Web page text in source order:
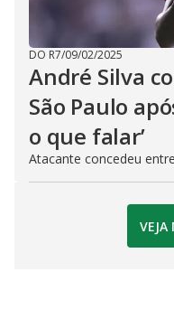
DO R7/09/02/2025
André Silva
São Paulo
o que falar’
Atacante concedeu
VEJA